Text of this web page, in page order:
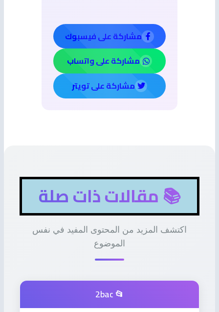
مشاركة على فيسبوك
مشاركة على واتساب
مشاركة على تويتر
📚 مقالات ذات صلة
اكتشف المزيد من المحتوى المفيد في نفس
الموضوع
📂 2bac